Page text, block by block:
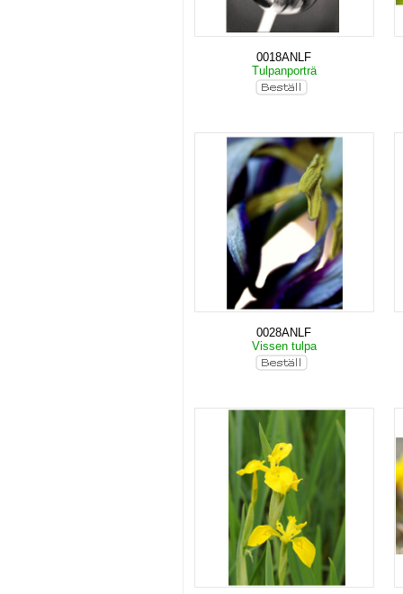
0018ANLF
Tulpanporträ
0028ANLF
Vissen tulpa